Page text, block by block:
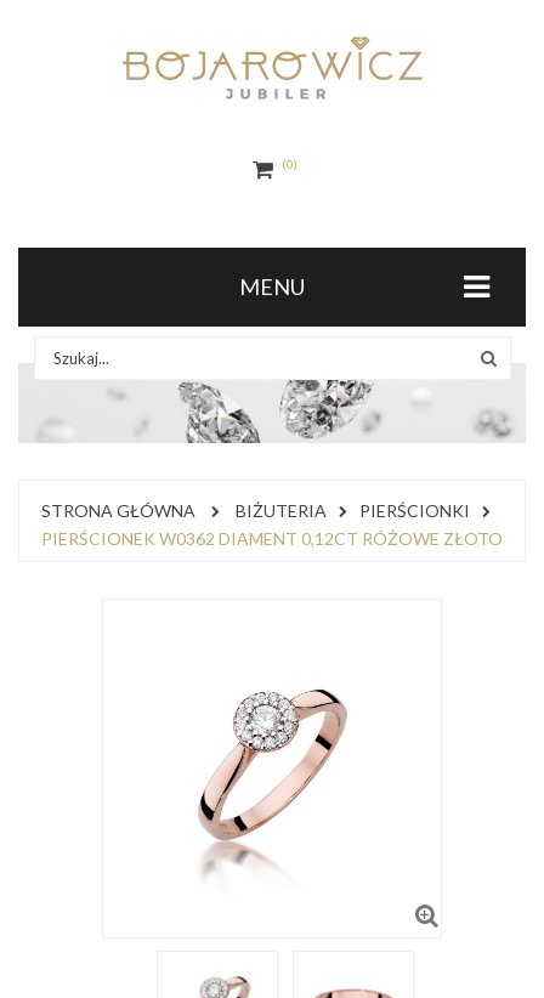
0
MENU
STRONA GŁÓWNA BIŻUTERIA
PIERŚCIONKI
PIERŚCIONEK W0362 DIAMENT 0,12CT RÓŻOWE ZŁOTO